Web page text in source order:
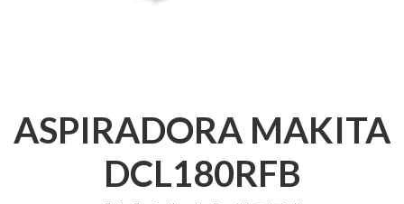
ASPIRADORA MAKITA
DCL180RFB